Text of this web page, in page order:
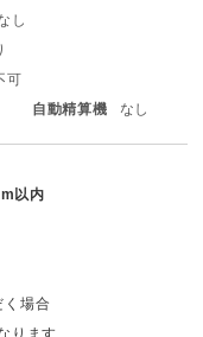
し
可
自動精算機 なし
以内
く場合
ります